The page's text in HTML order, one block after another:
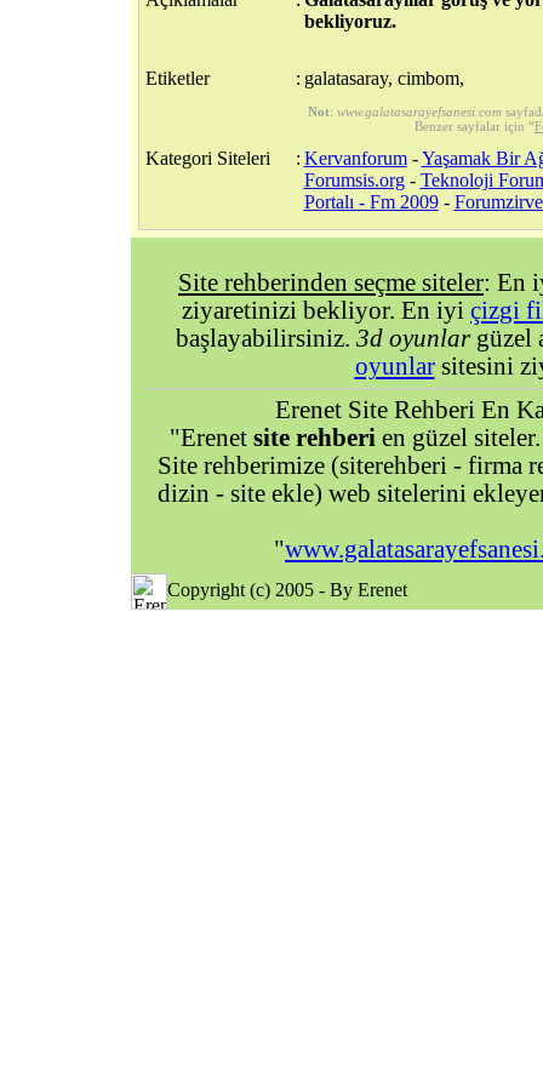
bekliyoruz.
Etiketler : galatasaray, cimbom,
Not: www.galatasarayefsanesi.com
Benzer sayfalar için “
Kategori Siteleri : Kervanforum-Yaşamak Bir
Forumsis.org- Teknoloji
Portalı - Fm 2009-
Site rehberinden seçme siteler: En
ziyaretinizi bekliyor. En iyi çizgi
başlayabilirsiniz. 3d oyunlargüzel
oyunlarsitesini
Erenet Site Rehberi En
"Erenet site rehberi en güzel
Site rehberimize (siterehberi - firma
dizin - site ekle) web sitelerini
"
Copyright (c) 2005 - By Erenet